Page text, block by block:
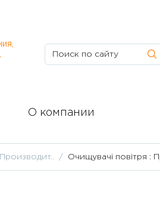
О компании
Очищувачі повітря :